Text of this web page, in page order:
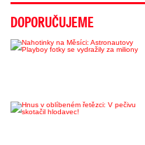
DOPORUČUJEME